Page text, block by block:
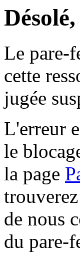
Le pare-
cette
jugée
L'erreur
le
la page
de nous
du pare-